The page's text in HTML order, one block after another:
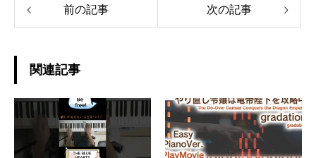
前の記事 次の記事
関連記事